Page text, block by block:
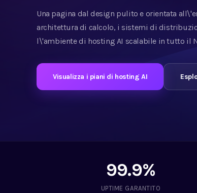
Una pagina dal design pulito e orientata
architettura di calcolo, i sistemi di
l\'ambiente di hosting AI scalabile in tutto il
Visualizza i piani di hosting AI
99.9%
UPTIME GARANTITO